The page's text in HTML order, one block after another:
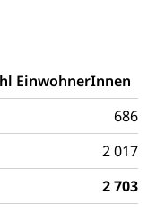
EinwohnerInnen
686
2 017
2 703
(WAS